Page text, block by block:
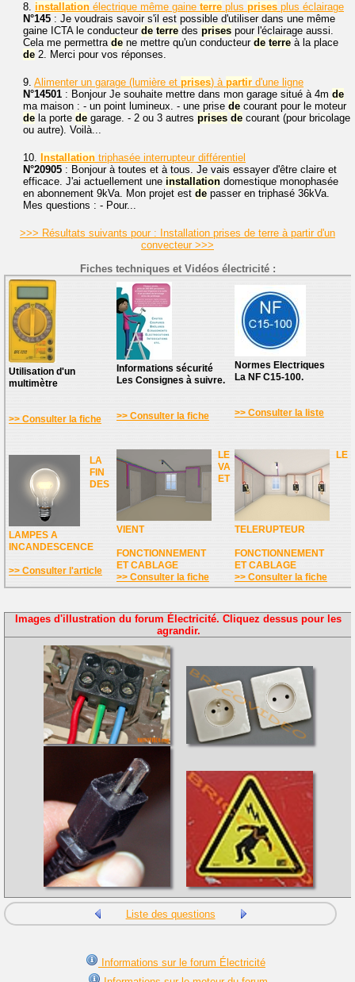
8. installation électrique même gaine terre plus prises plus éclairage
N°145 : Je voudrais savoir s'il est possible d'utiliser dans une même
gaine ICTA le conducteur de terre des prises pour l'éclairage aussi.
Cela me permettra de ne mettre qu'un conducteur de terre à la place
de 2. Merci pour vos réponses.
9. Alimenter un garage (lumière et prises) à partir d'une ligne
N°14501 : Bonjour Je souhaite mettre dans mon garage situé à 4m de
ma maison : - un point lumineux. - une prise de courant pour le moteur
de la porte de garage. - 2 ou 3 autres prises de courant (pour bricolage
ou autre). Voilà...
10. Installation triphasée interrupteur différentiel
N°20905 : Bonjour à toutes et à tous. Je vais essayer d'être claire et
efficace. J'ai actuellement une installation domestique monophasée
en abonnement 9kVa. Mon projet est de passer en triphasé 36kVa.
Mes questions : - Pour...
>>> Résultats suivants pour : Installation prises de terre à partir d'un
convecteur >>>
Fiches techniques et Vidéos électricité :
Utilisation d'un
multimètre
>> Consulter la fiche
Informations sécurité
Les Consignes à suivre.
>> Consulter la fiche
Normes Electriques
La NF C15-100.
>> Consulter la liste
LA
FIN
DES
LAMPES A
INCANDESCENCE
>> Consulter l'article
LE
VA
ET
VIENT
FONCTIONNEMENT
ET CABLAGE
>> Consulter la fiche
LE
TELERUPTEUR
FONCTIONNEMENT
ET CABLAGE
>> Consulter la fiche
Images d'illustration du forum Électricité. Cliquez dessus pour les
agrandir.
Liste des questions
Informations sur le forum Électricité